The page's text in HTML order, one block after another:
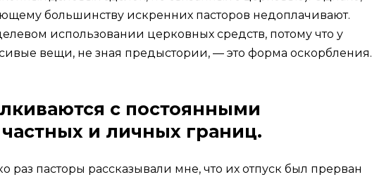
большинству искренних пасторов недоплачивают.
использовании церковных средств, потому что у
вещи, не зная предыстории, — это форма оскорбления.
с постоянными
и личных границ.
раз пасторы рассказывали мне, что их отпуск был прерван